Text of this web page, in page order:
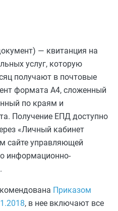
— квитанция на
услуг, которую
получают в почтовые
формата А4, сложенный
по краям и
Получение ЕПД доступно
«Личный кабинет
сайте управляющей
информационно-
Приказом
, в нее включают все